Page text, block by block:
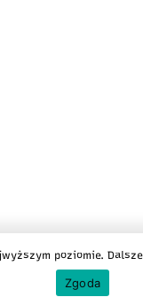
Polityka
poziomie.
Zgoda